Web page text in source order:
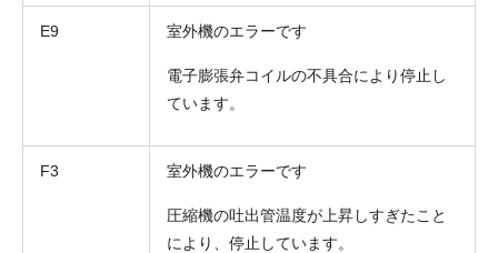
E9 室外機のエラーです
電子膨張弁コイルの不具合により停止し
ています。
F3 室外機のエラーです
圧縮機の吐出管温度が上昇しすぎたこと
により、停止しています。